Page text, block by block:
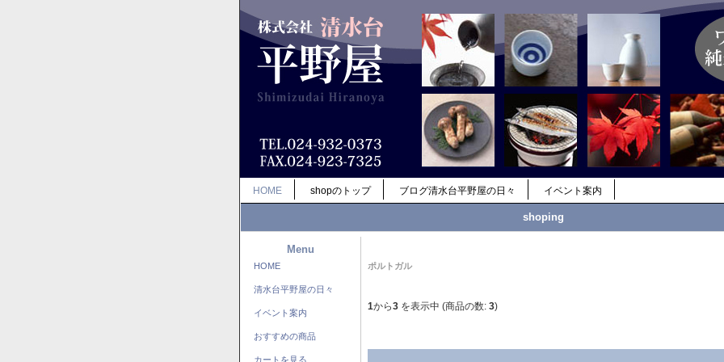
HOME shopのトップ ブログ清水台平野屋の日々 イベント案内
shoping
Menu
HOME
清水台平野屋の日々
イベント案内
おすすめの商品
カートを見る
ポルトガル
1から3 を表示中 (商品の数: 3)